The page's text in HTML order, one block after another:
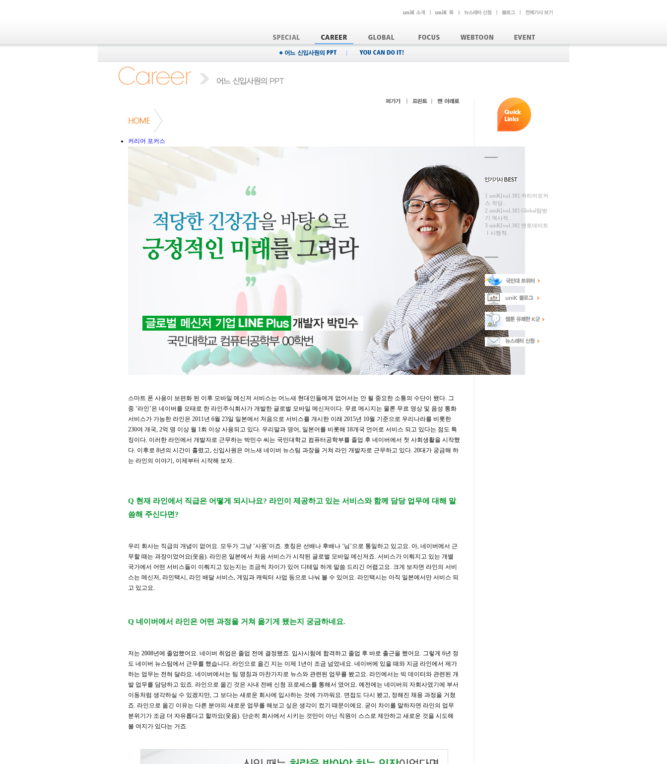
커리어 포커스
스마트 폰 사용이 보편화 된 이후 모바일 메신저 서비스는 어느새 현대인들에게 없어서는 안 될 중요한 소통의 수단이 됐다. 그
중 ‘라인’은 네이버를 모태로 한 라인주식회사가 개발한 글로벌 모바일 메신저이다. 무료 메시지는 물론 무료 영상 및 음성 통화
서비스가 가능한 라인은 2011년 6월 23일 일본에서 처음으로 서비스를 개시한 이래 2015년 10월 기준으로 우리나라를 비롯한
230여 개국, 2억 명 이상 월 1회 이상 사용되고 있다. 우리말과 영어, 일본어를 비롯해 18개국 언어로 서비스 되고 있다는 점도 특
징이다. 이러한 라인에서 개발자로 근무하는 박민수 씨는 국민대학교 컴퓨터공학부를 졸업 후 네이버에서 첫 사회생활을 시작했
다. 이후로 8년의 시간이 흘렸고, 신입사원은 어느새 네이버 뉴스팀 과장을 거쳐 라인 개발자로 근무하고 있다. 20대가 궁금해 하
는 라인의 이야기, 이제부터 시작해 보자.
Q 현재 라인에서 직급은 어떻게 되시나요? 라인이 제공하고 있는 서비스와 함께 담당 업무에 대해 말
씀해 주신다면?
우리 회사는 직급의 개념이 없어요. 모두가 그냥 ‘사원’이죠. 호칭은 선배나 후배나 ‘님’으로 통일하고 있고요. 아, 네이버에서 근
무할 때는 과장이었어요(웃음). 라인은 일본에서 처음 서비스가 시작된 글로벌 모바일 메신저죠. 서비스가 이뤄지고 있는 개별
국가에서 어떤 서비스들이 이뤄지고 있는지는 조금씩 차이가 있어 디테일 하게 말씀 드리긴 어렵고요. 크게 보자면 라인의 서비
스는 메신저, 라인택시, 라인 배달 서비스, 게임과 캐릭터 사업 등으로 나눠 볼 수 있어요. 라인택시는 아직 일본에서만 서비스 되
고 있고요.
Q 네이버에서 라인은 어떤 과정을 거쳐 옮기게 됐는지 궁금하네요.
저는 2008년에 졸업했어요. 네이버 취업은 졸업 전에 결정됐죠. 입사시험에 합격하고 졸업 후 바로 출근을 했어요. 그렇게 6년 정
도 네이버 뉴스팀에서 근무를 했습니다. 라인으로 옮긴 지는 이제 1년이 조금 넘었네요. 네이버에 있을 때와 지금 라인에서 제가
하는 업무는 전혀 달라요. 네이버에서는 팀 명칭과 마찬가지로 뉴스와 관련된 업무를 봤고요. 라인에서는 빅 데이터와 관련된 개
발 업무를 담당하고 있죠. 라인으로 옮긴 것은 사내 전배 신청 프로세스를 통해서 였어요. 예전에는 네이버의 자회사였기에 부서
이동처럼 생각하실 수 있겠지만, 그 보다는 새로운 회사에 입사하는 것에 가까워요. 면접도 다시 봤고, 정해진 채용 과정을 거쳤
죠. 라인으로 옮긴 이유는 다른 분야의 새로운 업무를 해보고 싶은 생각이 컸기 때문이에요. 굳이 차이를 말하자면 라인의 업무
분위기가 조금 더 자유롭다고 할까요(웃음). 단순히 회사에서 시키는 것만이 아닌 직원이 스스로 제안하고 새로운 것을 시도해
볼 여지가 있다는 거죠.
1 uniK[vol.38] 커리어포커
스 적당..
2 uniK[vol.38] Global탐방
기 역사적..
3 uniK[vol.38] 멘토데이트
Ⅰ시행착..